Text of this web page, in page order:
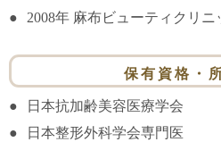
2008年 麻布ビューティクリ
保有資格・
日本抗加齢美容医療学会
日本整形外科学会専門医